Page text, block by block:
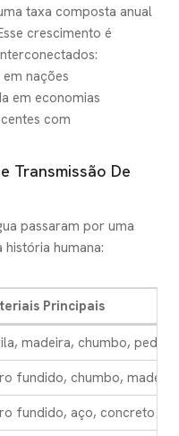
taxa composta anual
crescimento é
nações
em economias
com
Transmissão De
passaram por uma
humana:
Principais
madeira, chumbo, pedra
fundido, chumbo, madeira
fundido, aço, concreto